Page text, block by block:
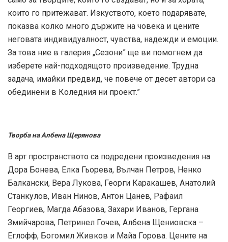
които го притежават. Изкуството, което подарявате,
показва колко много държите на човека и цените
неговата индивидуалност, чувства, надежди и емоции.
За това ние в галерия „Сезони” ще ви помогнем да
изберете най-подходящото произведение. Трудна
задача, имайки предвид, че повече от десет автори са
обединени в Коледния ни проект.”
Творба на Албена Щерянова
В арт пространството са подредени произведения на
Дора Бонева, Елка Гьорева, Вълчан Петров, Ненко
Балкански, Вера Лукова, Георги Каракашев, Анатолий
Станкулов, Иван Нинов, Антон Цанев, Рафаил
Георгиев, Магда Абазова, Захари Иванов, Гергана
Змийчарова, Петринел Гочев, Албена Щениовска –
Еглофф, Богомил Живков и Майа Горова. Цените на